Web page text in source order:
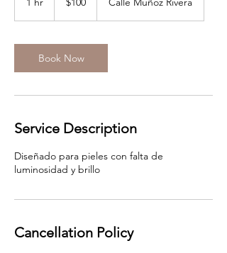
dollars
Book Now
Service Description
Diseñado para pieles con falta de
luminosidad y brillo
Cancellation Policy